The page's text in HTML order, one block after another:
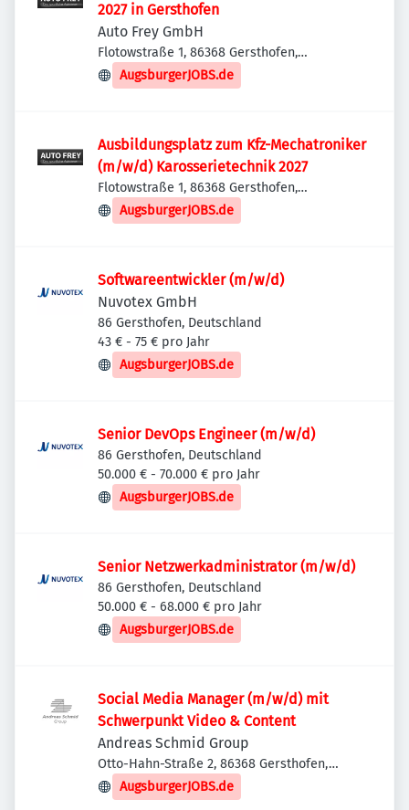
2027 in Gersthofen
Auto Frey GmbH
Flotowstraße 1, 86368 Gersthofen,
Deutschland
AugsburgerJOBS.de
Ausbildungsplatz zum Kfz-Mechatroniker
(m/w/d) Karosserietechnik 2027
Flotowstraße 1, 86368 Gersthofen,
Deutschland
AugsburgerJOBS.de
Softwareentwickler (m/w/d)
Nuvotex GmbH
86 Gersthofen, Deutschland
43 € - 75 € pro Jahr
AugsburgerJOBS.de
Senior DevOps Engineer (m/w/d)
86 Gersthofen, Deutschland
50.000 € - 70.000 € pro Jahr
AugsburgerJOBS.de
Senior Netzwerkadministrator (m/w/d)
86 Gersthofen, Deutschland
50.000 € - 68.000 € pro Jahr
AugsburgerJOBS.de
Social Media Manager (m/w/d) mit
Schwerpunkt Video & Content
Andreas Schmid Group
Otto-Hahn-Straße 2, 86368 Gersthofen,
Deutschland
AugsburgerJOBS.de